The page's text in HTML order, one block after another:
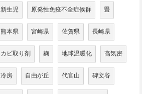
新生児 原発性免疫不全症候群 畳
熊本県 宮崎県 佐賀県 長崎県
カビ取り剤 麹 地球温暖化 高気密
冷房 自由が丘 代官山 碑文谷